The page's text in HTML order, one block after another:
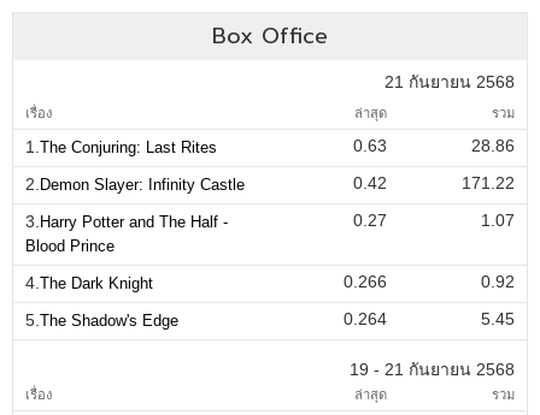
Box Office
21 กันยายน 2568
เรื่อง ล่าสุด รวม
1. The Conjuring: Last Rites 0.63
28.86
2. Demon Slayer: Infinity Castle 0.42
171.22
3. Harry Potter and The Half -
Blood Prince
0.27 1.07
4. The Dark Knight 0.266
0.92
5. The Shadow's Edge 0.264 5.45
19 - 21 กันยายน 2568
เรื่อง ล่าสุด รวม